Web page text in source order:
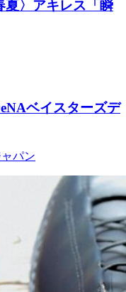
夏〉アキレス「瞬
ベイスターズデ
パン